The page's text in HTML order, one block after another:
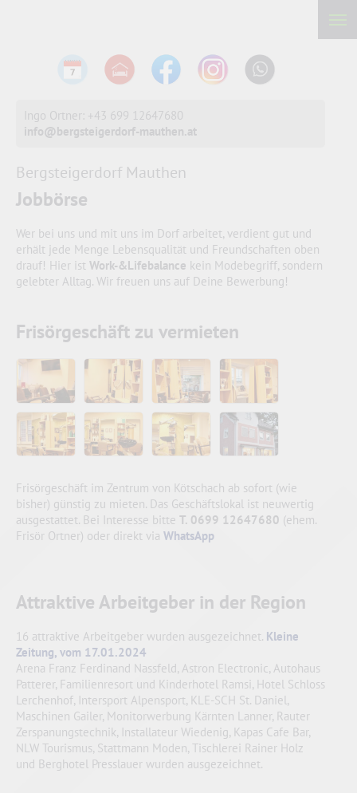
Ingo Ortner: +43 699 12647680
info@bergsteigerdorf-mauthen.at
Bergsteigerdorf Mauthen
Jobbörse
Wer bei uns und mit uns im Dorf arbeitet, verdient gut und
erhält jede Menge Lebensqualität und Freundschaften oben
drauf! Hier ist Work-&Lifebalance kein Modebegriff, sondern
gelebter Alltag. Wir freuen uns auf Deine Bewerbung!
Frisörgeschäft zu vermieten
Frisörgeschäft im Zentrum von Kötschach ab sofort (wie
bisher) günstig zu mieten. Das Geschäftslokal ist neuwertig
ausgestattet. Bei Interesse bitte T. 0699 12647680 (ehem.
Frisör Ortner) oder direkt via WhatsApp
Attraktive Arbeitgeber in der Region
16 attraktive Arbeitgeber wurden ausgezeichnet. Kleine
Zeitung, vom 17.01.2024
Arena Franz Ferdinand Nassfeld, Astron Electronic, Autohaus
Patterer, Familienresort und Kinderhotel Ramsi, Hotel Schloss
Lerchenhof, Intersport Alpensport, KLE-SCH St. Daniel,
Maschinen Gailer, Monitorwerbung Kärnten Lanner, Rauter
Zerspanungstechnik, Installateur Wiedenig, Kapas Cafe Bar,
NLW Tourismus, Stattmann Moden, Tischlerei Rainer Holz
und Berghotel Presslauer wurden ausgezeichnet.